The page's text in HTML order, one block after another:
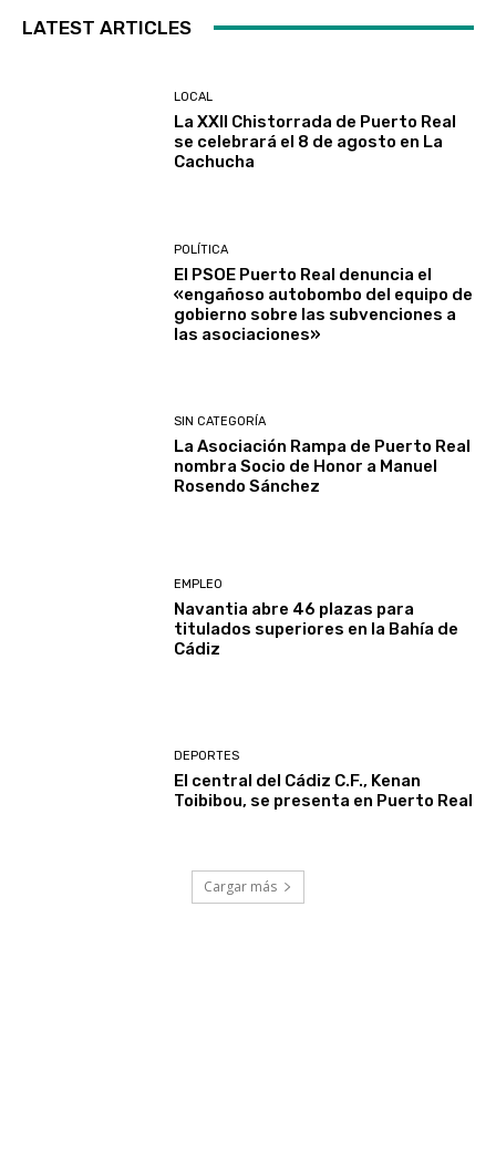
LATEST ARTICLES
LOCAL
La XXII Chistorrada de Puerto Real
se celebrará el 8 de agosto en La
Cachucha
POLÍTICA
El PSOE Puerto Real denuncia el
«engañoso autobombo del equipo de
gobierno sobre las subvenciones a
las asociaciones»
SIN CATEGORÍA
La Asociación Rampa de Puerto Real
nombra Socio de Honor a Manuel
Rosendo Sánchez
EMPLEO
Navantia abre 46 plazas para
titulados superiores en la Bahía de
Cádiz
DEPORTES
El central del Cádiz C.F., Kenan
Toibibou, se presenta en Puerto Real
Cargar más